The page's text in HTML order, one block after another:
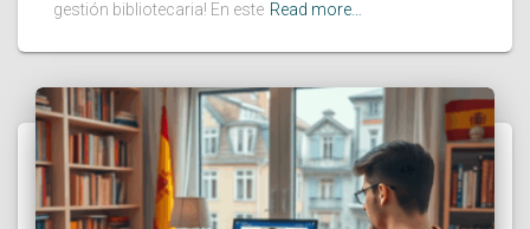
gestión bibliotecaria! En este Read more…